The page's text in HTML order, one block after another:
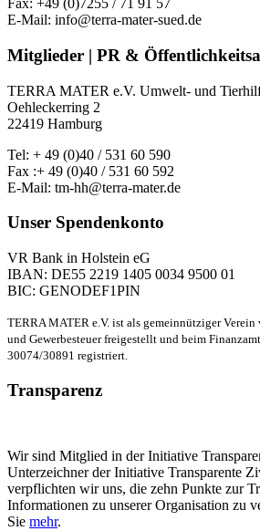
Fax: +49 (0)7255 / 71 91 57
E-Mail: info@terra-mater-sued.de
Mitglieder | PR &
TERRA MATER e.V. Umwelt- und
Oehleckerring 2
22419 Hamburg
Tel: + 49 (0)40 / 531 60 590
Fax :+ 49 (0)40 / 531 60 592
E-Mail: tm-hh@terra-mater.de
Unser Spendenkonto
VR Bank in Holstein eG
IBAN: DE55 2219 1405 0034 9500 01
BIC: GENODEF1PIN
TERRA MATER e.V. ist als gemeinnütziger Verein
und Gewerbesteuer freigestellt und beim
30074/30891 registriert.
Transparenz
Wir sind Mitglied in der Initiative
Unterzeichner der Initiative Transparente
verpflichten wir uns, die zehn Punkte zur
Informationen zu unserer Organisation zu
Sie mehr.